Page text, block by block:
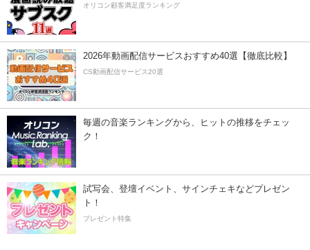
オリコン顧客満足度ランキング
2026年動画配信サービスおすすめ40選【徹底比較】
CS動画配信サービス20選
毎週の音楽ランキングから、ヒットの推移をチェッ
ク！
試写会、登壇イベント、サインチェキなどプレゼン
ト！
プレゼント特集